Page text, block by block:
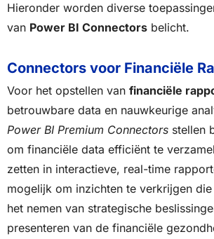
Hieronder worden diverse
van Power BI Connectors belicht.
Connectors voor Financiële
Voor het opstellen van financiële
betrouwbare data en nauwkeurige
Power BI Premium Connectors stellen
om financiële data efficiënt te
zetten in interactieve, real-time
mogelijk om inzichten te verkrijgen
het nemen van strategische
presenteren van de financiële